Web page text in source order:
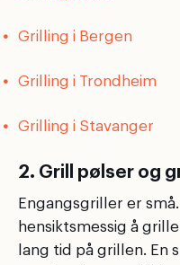
Grilling i Bergen
Grilling i Trondheim
Grilling i Stavanger
2. Grill pølser og
Engangsgriller er
hensiktsmessig å
lang tid på grillen. En